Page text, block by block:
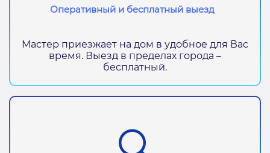
Оперативный и бесплатный выезд
Мастер приезжает на дом в удобное для Вас
время. Выезд в пределах города –
бесплатный.